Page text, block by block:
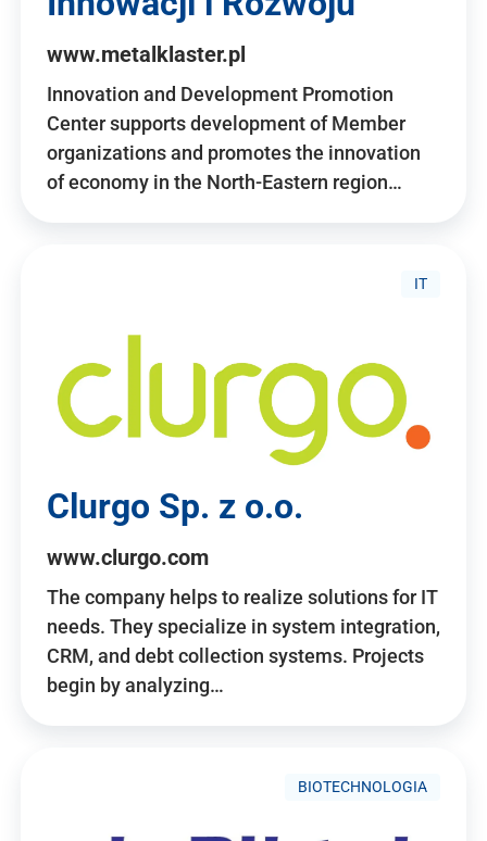
www.metalklaster.pl
Innovation and Development Promotion
Center supports development of Member
organizations and promotes the innovation
of economy in the North-Eastern region…
IT
Clurgo Sp. z o.o.
www.clurgo.com
The company helps to realize solutions for IT
needs. They specialize in system integration,
CRM, and debt collection systems. Projects
begin by analyzing…
BIOTECHNOLOGIA